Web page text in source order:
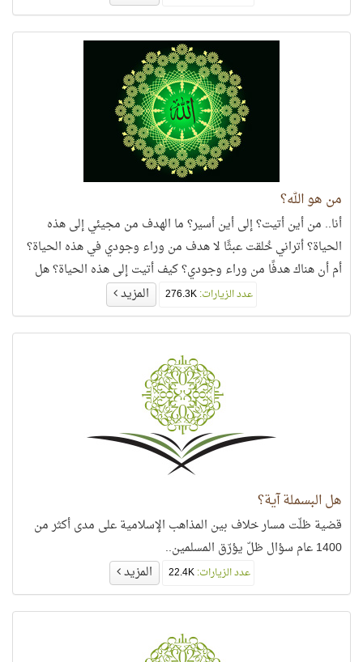
من هو الله؟
أنا.. من أين أتيت؟ إلى أين أسير؟ ما الهدف من مجيئي إلى هذه
الحياة؟ أتراني خُلقت عبثًا لا هدف من وراء وجودي في هذه الحياة؟
أم أن هناك هدفًا من وراء وجودي؟ كيف أتيت إلى هذه الحياة؟ هل
وُجدت مصادفة كما يقول بعضهم؟ وما مدى صدقية هذا الأمر؟ هل
تستطيع المصادفة أن توجد كل هذا الجمال والكمال في كل شيء في
الكون؟ هل لهذه النظرية نصيب من الصحة في عصر العلم؟ أم أن
الطبيعة هي التي أوجدتني كما يقول بعضهم الآخر؟ وما هي تلك
الطبيعة؟ ما حقيقتها وما معناها؟ هل تستطيع الطبيعة أن تنفرد
بالخلق؟ هل هي شيء واحد أم أشياء كثيرة متعددة ومتنوعة؟ هل
لها عقل يدبّر لها أم أنها لا عقل لها؟ وهل يستطيع ما لا عقل له أن
عدد الزيارات: المزيد
هل البسملة آية؟
قضية ظلّت مسار خلاف بين المذاهب الإسلامية على مدى أكثر من
1400 عام سؤال ظلّ يؤرّق المسلمين..
عدد الزيارات:22.4K المزيد